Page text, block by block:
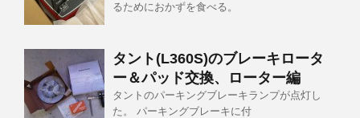
るためにおかずを食べる。
タント(L360S)のブレーキロータ
ー＆パッド交換、ローター編
タントのパーキングブレーキランプが点灯し
た。 パーキングブレーキに付